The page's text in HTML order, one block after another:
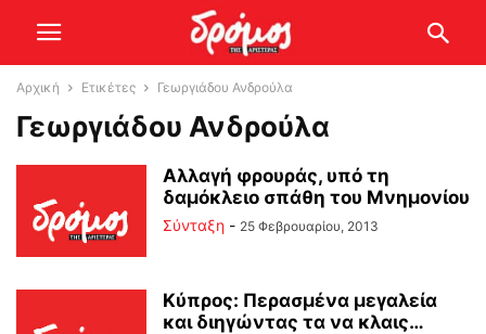
Αρχική Ετικέτες Γεωργιάδου Ανδρούλα
Γεωργιάδου Ανδρούλα
Αλλαγή φρουράς, υπό τη
δαμόκλειο σπάθη του Μνημονίου
Σύνταξη - 25 Φεβρουαρίου, 2013
Κύπρος: Περασμένα μεγαλεία
και διηγώντας τα να κλαις…